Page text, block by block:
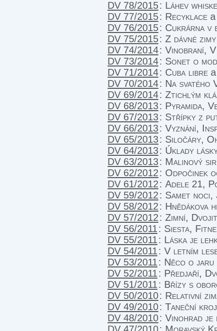
DV 78/2015: Láhev
DV 77/2015: Recyklace
DV 76/2015: Cukrárna v
DV 75/2015: Z dávné zimy
DV 74/2014: Vinobraní,
DV 73/2014: Sonet o
DV 71/2014: Cuba libre
DV 70/2014: Na svatého
DV 69/2014: Ztichlým
DV 68/2013: Pyramida,
DV 67/2013: Střípky z
DV 66/2013: Vyznání,
DV 65/2013: Siločáry,
DV 64/2013: Úklady
DV 63/2013: Malinový
DV 62/2012: Odpočinek
DV 61/2012: Adele 21,
DV 59/2012: Samet
DV 58/2012: Hnědákova
DV 57/2012: Zimní,
DV 56/2011: Siesta,
DV 55/2011: Láska je
DV 54/2011: V letním
DV 53/2011: Něco o jaru
DV 52/2011: Předjaří,
DV 51/2011: Břízy s
DV 50/2010: Relativní
DV 49/2010: Taneční
DV 48/2010: Vinohrad je